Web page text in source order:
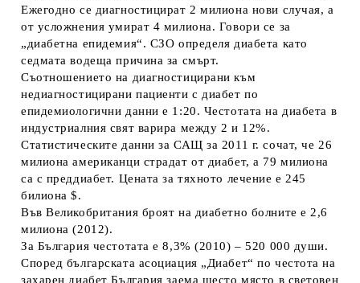
Ежегодно се диагностицират 2 милиона нови случая, а
от усложнения умират 4 милиона. Говори се за
„диабетна епидемия“. СЗО определя диабета като
седмата водеща причина за смърт.
Съотношението на диагностицирани към
недиагностицирани пациенти с диабет по
епидемиологични данни е 1:20. Честотата на диабета в
индустриалния свят варира между 2 и 12%.
Статистическите данни за САЩ за 2011 г. сочат, че 26
милиона американци страдат от диабет, а 79 милиона
са с преддиабет. Цената за тяхното лечение е 245
билиона $.
Във Великобритания броят на диабетно болните е 2,6
милиона (2012).
За България честотата е 8,3% (2010) – 520 000 души.
Според българската асоциация „Диабет“ по честота на
захарен диабет България заема шесто място в световен